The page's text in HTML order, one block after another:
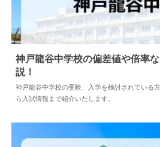
中学情報
神戸龍谷中学校の偏差値や倍率
説！
神戸龍谷中学校の受験、入学を検討されている
ら入試情報まで紹介いたします。